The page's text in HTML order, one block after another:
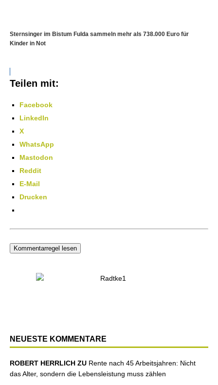
Sternsinger im Bistum Fulda sammeln mehr als 738.000 Euro für
Kinder in Not
Teilen mit:
Facebook
LinkedIn
X
WhatsApp
Mastodon
Reddit
E-Mail
Drucken
Kommentarregel lesen
NEUESTE KOMMENTARE
ROBERT HERRLICH ZU Rente nach 45 Arbeitsjahren: Nicht
das Alter, sondern die Lebensleistung muss zählen